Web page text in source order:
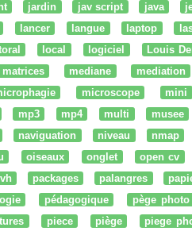
jardin jav script java
lancer
langue laptop
local logiciel Louis
matrices
mediane mediation
microscope mini
mp3
mp4 multi musee
naviguation
niveau nmap
oiseaux onglet open cv
packages palangres
pédagogique pège photo
piece piège piege